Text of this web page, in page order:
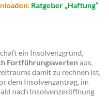
Ratgeber „Haftung“
ein Insolvenzgrund,
Fortführungswertenaus,
damit zu rechnen ist,
dem Insolvenzantrag, im
nach Insolvenzeröffnung